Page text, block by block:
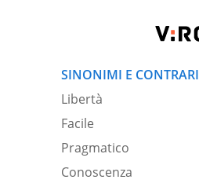
SINONIMI E CONTRARI
Libertà
Facile
Pragmatico
Conoscenza